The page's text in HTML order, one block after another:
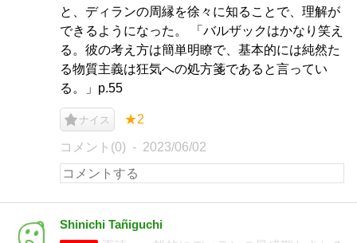
と、ディランの周縁を徐々に知ることで、理解が
できるようになった。 「バルザックはかなり笑え
る。彼の考え方は簡単明瞭で、基本的には純然た
る物質主義は狂気への処方箋であると言ってい
る。」p.55
ナイス ★2
コメント(0) 2023/06/02
Shinichi Tañiguchi